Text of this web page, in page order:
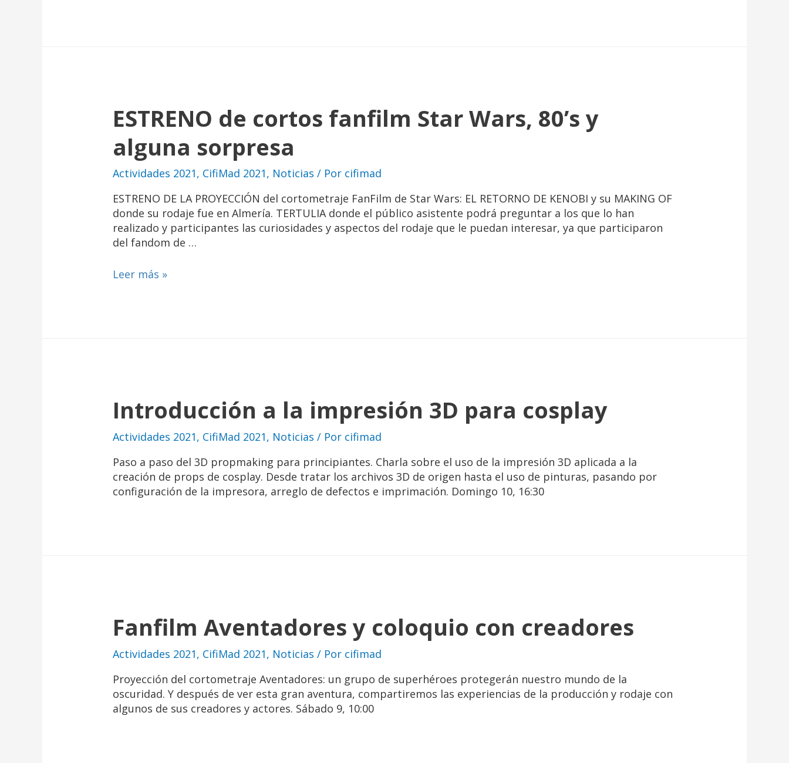
ESTRENO de cortos fanfilm Star Wars, 80’s y
alguna sorpresa
Actividades 2021, CifiMad 2021, Noticias / Por cifimad
ESTRENO DE LA PROYECCIÓN del cortometraje FanFilm de Star Wars: EL RETORNO DE KENOBI y su MAKING OF
donde su rodaje fue en Almería. TERTULIA donde el público asistente podrá preguntar a los que lo han
realizado y participantes las curiosidades y aspectos del rodaje que le puedan interesar, ya que participaron
del fandom de …
Leer más »
Introducción a la impresión 3D para cosplay
Actividades 2021, CifiMad 2021, Noticias / Por cifimad
Paso a paso del 3D propmaking para principiantes. Charla sobre el uso de la impresión 3D aplicada a la
creación de props de cosplay. Desde tratar los archivos 3D de origen hasta el uso de pinturas, pasando por
configuración de la impresora, arreglo de defectos e imprimación. Domingo 10, 16:30
Fanfilm Aventadores y coloquio con creadores
Actividades 2021, CifiMad 2021, Noticias / Por cifimad
Proyección del cortometraje Aventadores: un grupo de superhéroes protegerán nuestro mundo de la
oscuridad. Y después de ver esta gran aventura, compartiremos las experiencias de la producción y rodaje con
algunos de sus creadores y actores. Sábado 9, 10:00